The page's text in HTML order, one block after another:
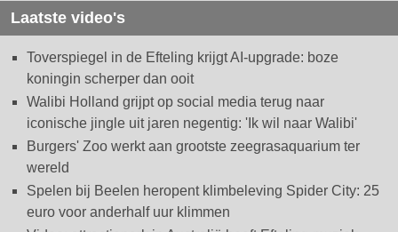
Laatste video's
Toverspiegel in de Efteling krijgt AI-upgrade: boze
koningin scherper dan ooit
Walibi Holland grijpt op social media terug naar
iconische jingle uit jaren negentig: 'Ik wil naar Walibi'
Burgers' Zoo werkt aan grootste zeegrasaquarium ter
wereld
Spelen bij Beelen heropent klimbeleving Spider City: 25
euro voor anderhalf uur klimmen